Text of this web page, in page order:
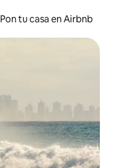
Pon tu casa en Airbnb